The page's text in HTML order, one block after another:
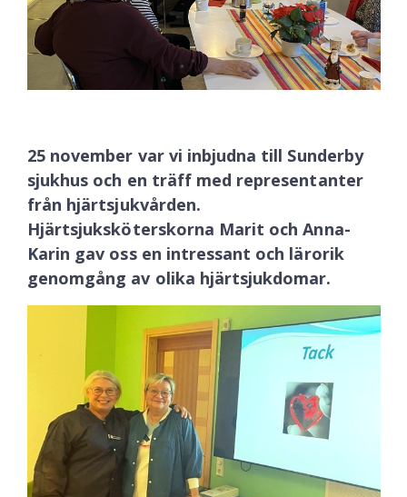
25 november var vi inbjudna till Sunderby
sjukhus och en träff med representanter
från hjärtsjukvården.
Hjärtsjuksköterskorna Marit och Anna-
Karin gav oss en intressant och lärorik
genomgång av olika hjärtsjukdomar.